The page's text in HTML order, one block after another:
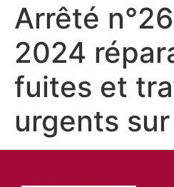
Arrêté
2024
fuites et
urgents